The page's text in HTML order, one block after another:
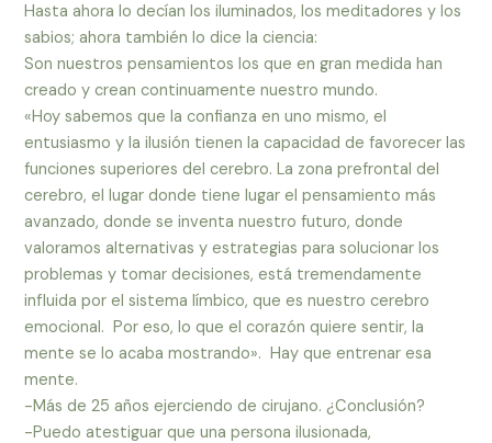
Hasta ahora lo decían los iluminados, los meditadores y los
sabios; ahora también lo dice la ciencia:
Son nuestros pensamientos los que en gran medida han
creado y crean continuamente nuestro mundo.
«Hoy sabemos que la confianza en uno mismo, el
entusiasmo y la ilusión tienen la capacidad de favorecer las
funciones superiores del cerebro. La zona prefrontal del
cerebro, el lugar donde tiene lugar el pensamiento más
avanzado, donde se inventa nuestro futuro, donde
valoramos alternativas y estrategias para solucionar los
problemas y tomar decisiones, está tremendamente
influida por el sistema límbico, que es nuestro cerebro
emocional. Por eso, lo que el corazón quiere sentir, la
mente se lo acaba mostrando». Hay que entrenar esa
mente.
-Más de 25 años ejerciendo de cirujano. ¿Conclusión?
-Puedo atestiguar que una persona ilusionada,